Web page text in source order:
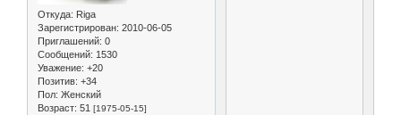
Откуда: Riga
Зарегистрирован: 2010-06-05
Приглашений: 0
Сообщений: 1530
Уважение: +20
Позитив: +34
Пол: Женский
Возраст: 51 [1975-05-15]